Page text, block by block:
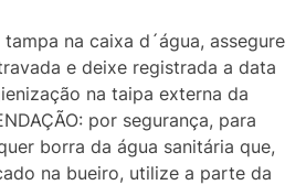
tampa na caixa d´água, assegure
e deixe registrada a data
na taipa externa da
por segurança, para
borra da água sanitária que,
na bueiro, utilize a parte da